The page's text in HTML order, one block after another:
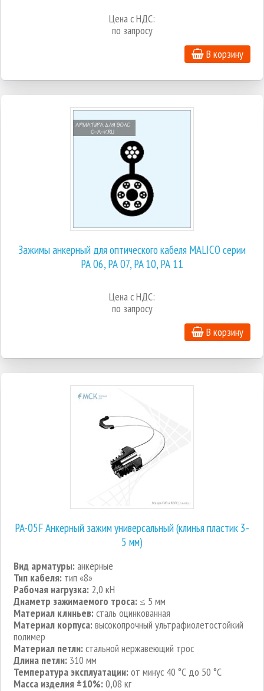
Цена с НДС:
по запросу
В корзину
Зажимы анкерный для оптического кабеля MALICO серии
РА 06, РА 07, PA 10, РА 11
Цена с НДС:
по запросу
В корзину
PA-05F Анкерный зажим универсальный (клинья пластик 3-
5 мм)
Вид арматуры:анкерные
Тип кабеля: тип «8»
Рабочая нагрузка: 2,0 кН
Диаметр зажимаемого троса:≤ 5 мм
Материал клиньев:сталь оцинкованная
Материал корпуса:высокопрочный ультрафиолетостойкий
полимер
Материал петли:стальной нержавеющий трос
Длина петли: 310 мм
Температура эксплуатации:от минус 40 °С до 50 °С
Масса изделия ±10%:0,08 кг